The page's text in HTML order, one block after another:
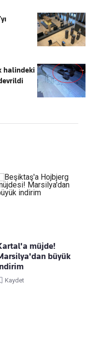
halindeki
müjde!
büyük
Kaydet